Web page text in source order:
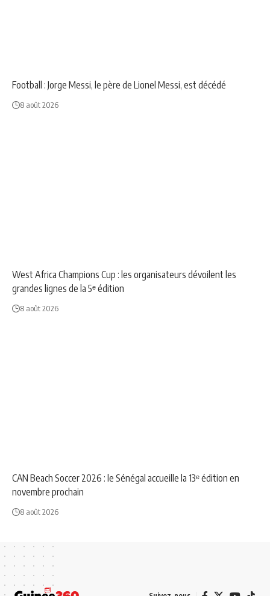
Football : Jorge Messi, le père de Lionel Messi, est décédé
8 août 2026
West Africa Champions Cup : les organisateurs dévoilent les
grandes lignes de la 5ᵉ édition
8 août 2026
CAN Beach Soccer 2026 : le Sénégal accueille la 13ᵉ édition en
novembre prochain
8 août 2026